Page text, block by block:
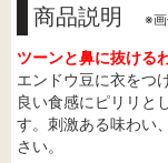
商品説明 ※
ツーンと鼻に抜ける
エンドウ豆に衣をつ
良い食感にピリリと
す。刺激ある味わい
さい。